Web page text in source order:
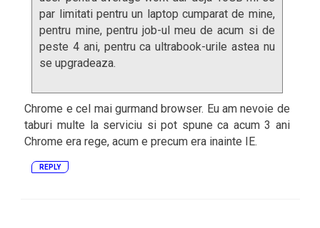
par limitati pentru un laptop cumparat de mine,
pentru mine, pentru job-ul meu de acum si de
peste 4 ani, pentru ca ultrabook-urile astea nu
se upgradeaza.
Chrome e cel mai gurmand browser. Eu am nevoie de
taburi multe la serviciu si pot spune ca acum 3 ani
Chrome era rege, acum e precum era inainte IE.
REPLY